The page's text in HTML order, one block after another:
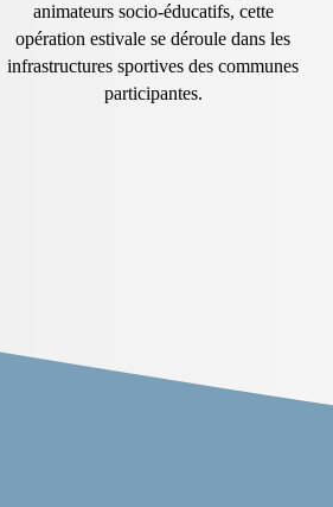
animateurs socio-éducatifs, cette
opération estivale se déroule dans les
infrastructures sportives des communes
participantes.